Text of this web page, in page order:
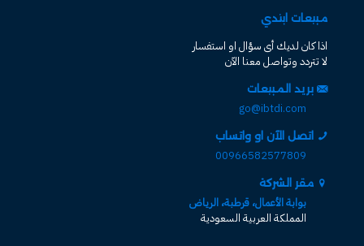
مبيعات ابتدي
اذا كان لديك أى سؤال او استفسار
لا تتردد وتواصل معنا الآن
بريد المبيعات
go@ibtdi.com
اتصل الآن او واتساب
00966582577809
مقر الشركة
بوابة الأعمال، قرطبة، الرياض
المملكة العربية السعودية